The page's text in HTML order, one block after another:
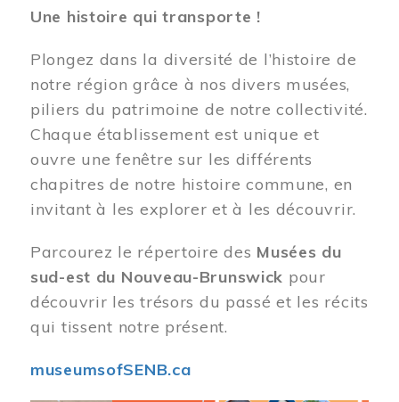
Une histoire qui transporte !
Plongez dans la diversité de l’histoire de
notre région grâce à nos divers musées,
piliers du patrimoine de notre collectivité.
Chaque établissement est unique et
ouvre une fenêtre sur les différents
chapitres de notre histoire commune, en
invitant à les explorer et à les découvrir.
Parcourez le répertoire des Musées du
sud-est du Nouveau-Brunswick pour
découvrir les trésors du passé et les récits
qui tissent notre présent.
museumsofSENB.ca